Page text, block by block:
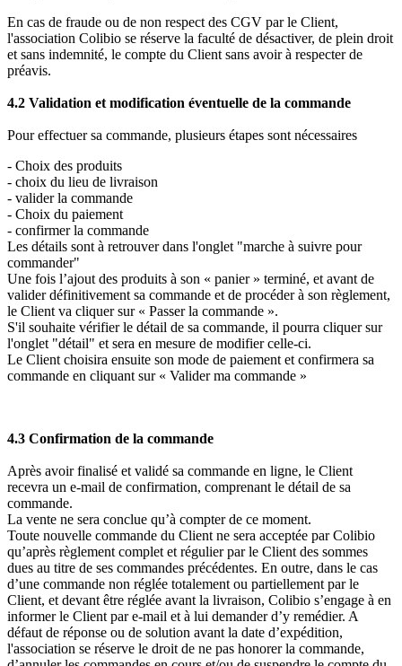
En cas de fraude ou de non respect des CGV par le Client,
l'association Colibio se réserve la faculté de désactiver, de plein droit
et sans indemnité, le compte du Client sans avoir à respecter de
préavis.
4.2 Validation et modification éventuelle de la commande
Pour effectuer sa commande, plusieurs étapes sont nécessaires
- Choix des produits
- choix du lieu de livraison
- valider la commande
- Choix du paiement
- confirmer la commande
Les détails sont à retrouver dans l'onglet "marche à suivre pour
commander"
Une fois l’ajout des produits à son « panier » terminé, et avant de
valider définitivement sa commande et de procéder à son règlement,
le Client va cliquer sur « Passer la commande ».
S'il souhaite vérifier le détail de sa commande, il pourra cliquer sur
l'onglet "détail" et sera en mesure de modifier celle-ci.
Le Client choisira ensuite son mode de paiement et confirmera sa
commande en cliquant sur « Valider ma commande »
4.3 Confirmation de la commande
Après avoir finalisé et validé sa commande en ligne, le Client
recevra un e-mail de confirmation, comprenant le détail de sa
commande.
La vente ne sera conclue qu’à compter de ce moment.
Toute nouvelle commande du Client ne sera acceptée par Colibio
qu’après règlement complet et régulier par le Client des sommes
dues au titre de ses commandes précédentes. En outre, dans le cas
d’une commande non réglée totalement ou partiellement par le
Client, et devant être réglée avant la livraison, Colibio s’engage à en
informer le Client par e-mail et à lui demander d’y remédier. A
défaut de réponse ou de solution avant la date d’expédition,
l'association se réserve le droit de ne pas honorer la commande,